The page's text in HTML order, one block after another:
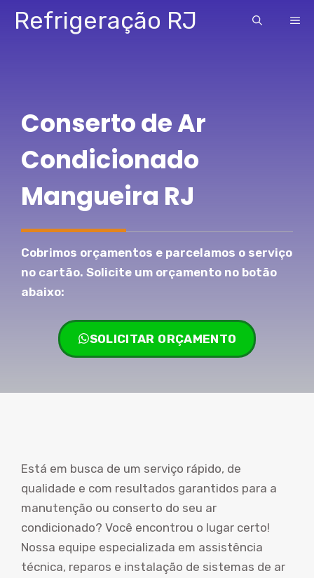
Pular
paraRefrigeração RJ
Conserto de Ar
Condicionado
Mangueira RJ
Cobrimos orçamentos e parcelamos o serviço
no cartão. Solicite um orçamento no botão
abaixo:
SOLICITAR ORÇAMENTO
Está em busca de um serviço rápido, de
qualidade e com resultados garantidos para a
manutenção ou conserto do seu ar
condicionado? Você encontrou o lugar certo!
Nossa equipe especializada em assistência
técnica, reparos e instalação de sistemas de ar